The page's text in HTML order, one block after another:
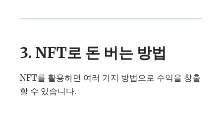
3. NFT로 돈 버는 방법
NFT를 활용하면 여러 가지 방법으로 수익을 창출
할 수 있습니다.